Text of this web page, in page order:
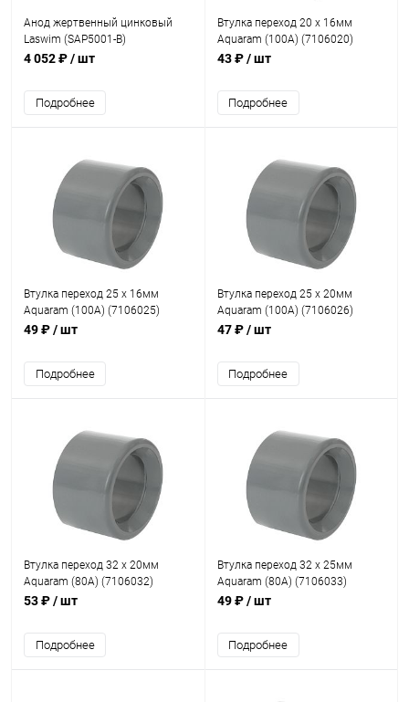
Анод жертвенный цинковый
Laswim (SAP5001-B)
4 052 ₽/ шт
Подробнее
Втулка переход 20 x 16мм
Aquaram (100A) (7106020)
43 ₽/ шт
Подробнее
Втулка переход 25 x 16мм
Aquaram (100A) (7106025)
49 ₽/ шт
Подробнее
Втулка переход 25 x 20мм
Aquaram (100A) (7106026)
47 ₽/ шт
Подробнее
Втулка переход 32 x 20мм
Aquaram (80A) (7106032)
53 ₽/ шт
Подробнее
Втулка переход 32 x 25мм
Aquaram (80A) (7106033)
49 ₽/ шт
Подробнее